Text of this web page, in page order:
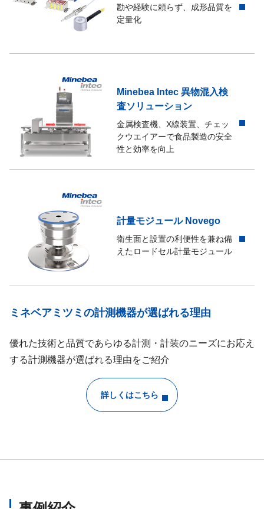
勘や経験に頼らず、成形品質を
定量化
Minebea Intec 異物混入検
査ソリューション
金属検査機、X線装置、チェッ
クウエイアーで食品製造の安全
性と効率を向上
計量モジュール Novego
衛生面と設置の利便性を兼ね備
えたロードセル計量モジュール
ミネベアミツミの計測機器が選ばれる理由
優れた技術と品質であらゆる計測・計装のニーズにお応え
する計測機器が選ばれる理由をご紹介
詳しくはこちら